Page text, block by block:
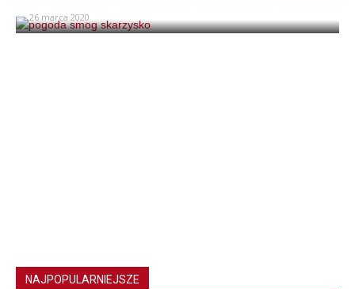
26 marca 2020
NAJPOPULARNIEJSZE